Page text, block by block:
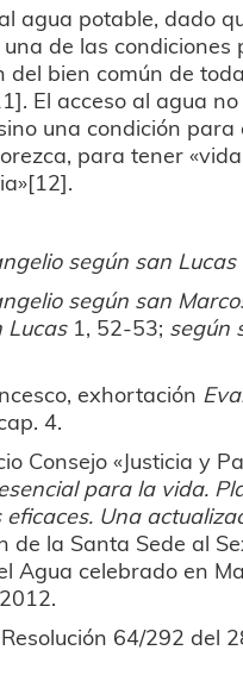
agua potable, dado
una de las condiciones
del bien común de
El acceso al agua
una condición para
para tener
según san Lucas
según san
Lucas1, 52-53; según
exhortación
4.
Consejo «Justicia y
para la vida.
eficaces. Una
de la Santa Sede al
Agua celebrado en
64/292 del